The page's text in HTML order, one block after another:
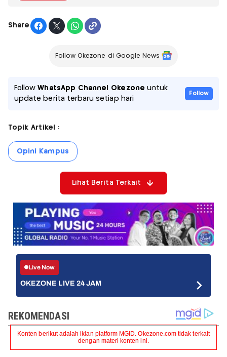
Share
Follow Okezone di Google News
FollowWhatsApp Channel Okezone untuk
update berita terbaru setiap hari
Follow
Topik Artikel :
Opini Kampus
Lihat Berita Terkait
Live Now
OKEZONE LIVE 24 JAM